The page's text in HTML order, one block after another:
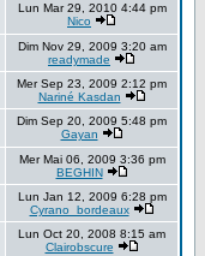
Lun Mar 29, 2010 4:44 pm
Nico
Dim Nov 29, 2009 3:20 am
readymade
Mer Sep 23, 2009 2:12 pm
Nariné Kasdan
Dim Sep 20, 2009 5:48 pm
Gayan
Mer Mai 06, 2009 3:36 pm
BEGHIN
Lun Jan 12, 2009 6:28 pm
Cyrano_bordeaux
Lun Oct 20, 2008 8:15 am
Clairobscure